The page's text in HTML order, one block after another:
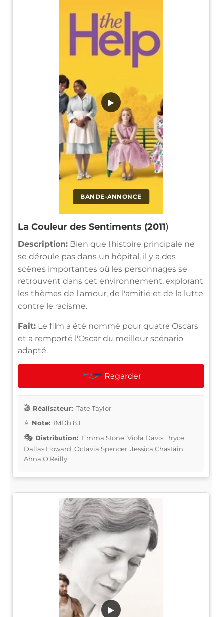
BANDE-ANNONCE
▶
La Couleur des Sentiments (2011)
Description: Bien que l'histoire principale ne
se déroule pas dans un hôpital, il y a des
scènes importantes où les personnages se
retrouvent dans cet environnement, explorant
les thèmes de l'amour, de l'amitié et de la lutte
contre le racisme.
Fait: Le film a été nommé pour quatre Oscars
et a remporté l'Oscar du meilleur scénario
adapté.
Regarder
Réalisateur: Tate Taylor
Note: IMDb 8.1
Distribution: Emma Stone, Viola Davis, Bryce
Dallas Howard, Octavia Spencer, Jessica Chastain,
Ahna O'Reilly
▶